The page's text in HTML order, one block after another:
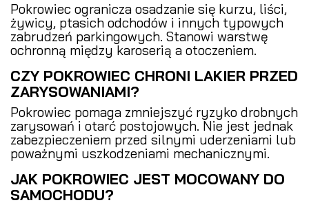
Pokrowiec ogranicza osadzanie się kurzu, liści,
żywicy, ptasich odchodów i innych typowych
zabrudzeń parkingowych. Stanowi warstwę
ochronną między karoserią a otoczeniem.
CZY POKROWIEC CHRONI LAKIER PRZED
ZARYSOWANIAMI?
Pokrowiec pomaga zmniejszyć ryzyko drobnych
zarysowań i otarć postojowych. Nie jest jednak
zabezpieczeniem przed silnymi uderzeniami lub
poważnymi uszkodzeniami mechanicznymi.
JAK POKROWIEC JEST MOCOWANY DO
SAMOCHODU?